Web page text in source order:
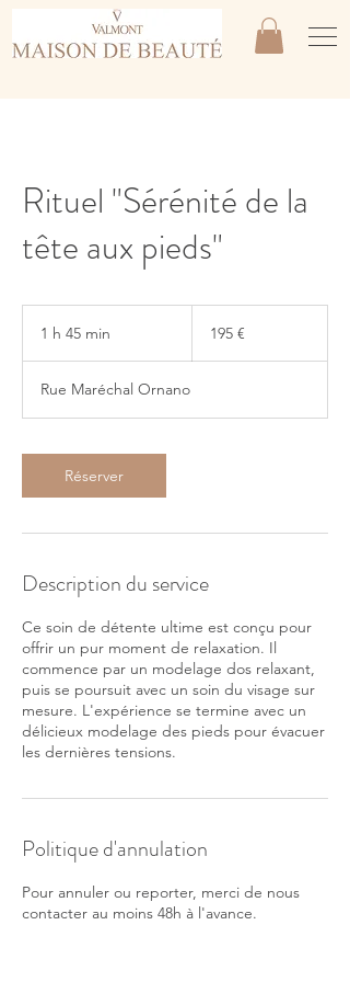
Rituel "Sérénité de la
tête aux pieds"
1 h 45 min
m
i
195 €
Rue Maréchal Ornano
Réserver
Description du service
Ce soin de détente ultime est conçu pour
offrir un pur moment de relaxation. Il
commence par un modelage dos relaxant,
puis se poursuit avec un soin du visage sur
mesure. L'expérience se termine avec un
délicieux modelage des pieds pour évacuer
les dernières tensions.
Politique d'annulation
Pour annuler ou reporter, merci de nous
contacter au moins 48h à l'avance.